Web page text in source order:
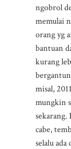
ngobrol
memulai
orang yg
bantuan
kurang
misal,
mungkin
cabe,
selalu